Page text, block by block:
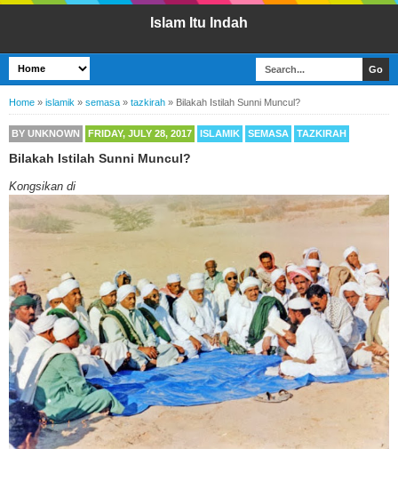
Islam Itu Indah
Home » islamik » semasa » tazkirah » Bilakah Istilah Sunni Muncul?
BY UNKNOWN FRIDAY, JULY 28, 2017 ISLAMIK SEMASA TAZKIRAH
Bilakah Istilah Sunni Muncul?
Kongsikan di